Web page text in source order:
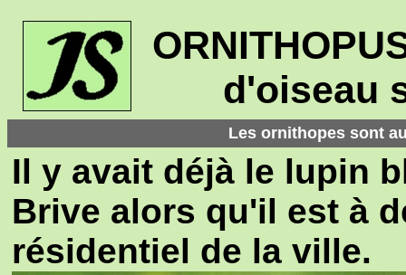
d'oiseau
Les ornithopes sont
Il y avait déjà le lupin
Brive alors qu'il est à
résidentiel de la ville.